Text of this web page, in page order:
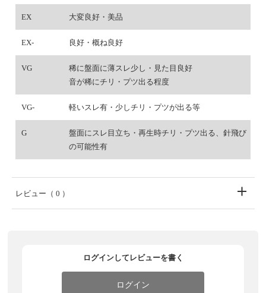
EX 大変良好・美品
EX- 良好・概ね良好
VG
稀に盤面に薄スレ少し・見た目良好
音が稀にチリ・プツ出る程度
VG- 軽いスレ有・少しチリ・プツが出る等
G
盤面にスレ目立ち・再生時チリ・プツ出る、針飛び
の可能性有
レビュー （ 0 ）
ログインしてレビューを書く
ログイン